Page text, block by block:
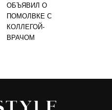
ОБЪЯВИЛ О
ПОМОЛВКЕ С
КОЛЛЕГОЙ-
ВРАЧОМ